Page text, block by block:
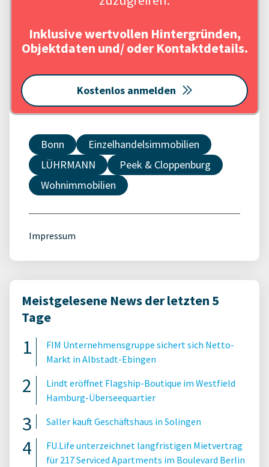
Inklusive wertvollen Hintergründen,
Objektdaten und/ oder Kontaktdetails.
Kostenlos anmelden
Bonn
Einzelhandelsimmobilien
LÜHRMANN
Peek & Cloppenburg
Wohnimmobilien
Impressum
Meistgelesene News der letzten 5
Tage
FIM Unternehmensgruppe sichert sich Netto-
Markt in Albstadt-Ebingen
Lindt eröffnet Flagship-Boutique im Westfield
Hamburg-Überseequartier
Saller kauft Geschäftshaus in Solingen
FU.Life unterzeichnet langfristigen Mietvertrag
für 217 Serviced Apartments im Boulevard Berlin